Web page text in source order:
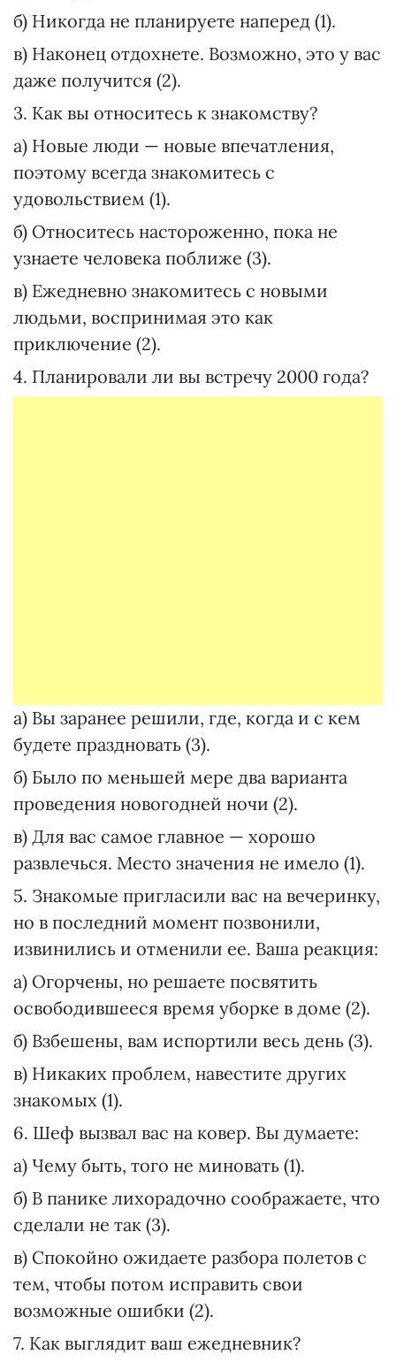
б) Никогда не планируете наперед (1).
в) Наконец отдохнете. Возможно, это у вас
даже получится (2).
3. Как вы относитесь к знакомству?
а) Новые люди — новые впечатления,
поэтому всегда знакомитесь с
удовольствием (1).
б) Относитесь настороженно, пока не
узнаете человека поближе (3).
в) Ежедневно знакомитесь с новыми
людьми, воспринимая это как
приключение (2).
4. Планировали ли вы встречу 2000 года?
а) Вы заранее решили, где, когда и с кем
будете праздновать (3).
б) Было по меньшей мере два варианта
проведения новогодней ночи (2).
в) Для вас самое главное — хорошо
развлечься. Место значения не имело (1).
5. Знакомые пригласили вас на вечеринку,
но в последний момент позвонили,
извинились и отменили ее. Ваша реакция:
а) Огорчены, но решаете посвятить
освободившееся время уборке в доме (2).
б) Взбешены, вам испортили весь день (3).
в) Никаких проблем, навестите других
знакомых (1).
6. Шеф вызвал вас на ковер. Вы думаете:
а) Чему быть, того не миновать (1).
б) В панике лихорадочно соображаете, что
сделали не так (3).
в) Спокойно ожидаете разбора полетов с
тем, чтобы потом исправить свои
возможные ошибки (2).
7. Как выглядит ваш ежедневник?